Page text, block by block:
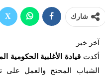
شارك
آخر خبر
أكدتقيادة الأغلبية الحكومية
الشباب المحتج والعمل على